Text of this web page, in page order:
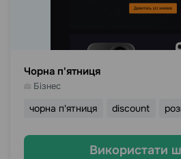
Чорна п'ятниця
Бізнес
чорна п'ятниця discount
Використати